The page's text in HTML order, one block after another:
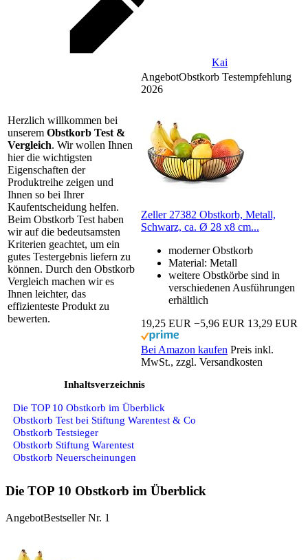
Kai
Herzlich willkommen bei
unserem Obstkorb Test &
Vergleich. Wir wollen Ihnen
hier die wichtigsten
Eigenschaften der
Produktreihe zeigen und
Ihnen so bei Ihrer
Kaufentscheidung helfen.
Beim Obstkorb Test haben
wir auf die bedeutsamsten
Kriterien geachtet, um ein
gutes Testergebnis liefern zu
können. Durch den Obstkorb
Vergleich machen wir es
Ihnen leichter, das
effizienteste Produkt zu
bewerten.
AngebotObstkorb Testempfehlung
2026
Zeller 27382 Obstkorb, Metall,
Schwarz, ca. Ø 28 x8 cm...
moderner Obstkorb
Material: Metall
weitere Obstkörbe sind in
verschiedenen Ausführungen
erhältlich
19,25 EUR −5,96 EUR 13,29 EUR
Bei Amazon kaufen Preis inkl.
MwSt., zzgl. Versandkosten
Inhaltsverzeichnis
Die TOP 10 Obstkorb im Überblick
Obstkorb Test bei Stiftung Warentest & Co
Obstkorb Testsieger
Obstkorb Stiftung Warentest
Obstkorb Neuerscheinungen
Die TOP 10 Obstkorb im Überblick
AngebotBestseller Nr. 1